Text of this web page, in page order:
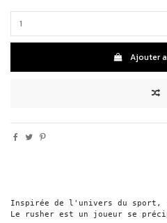
Ajouter
Inspirée de l'univers du sport,
Le rusher est un joueur se